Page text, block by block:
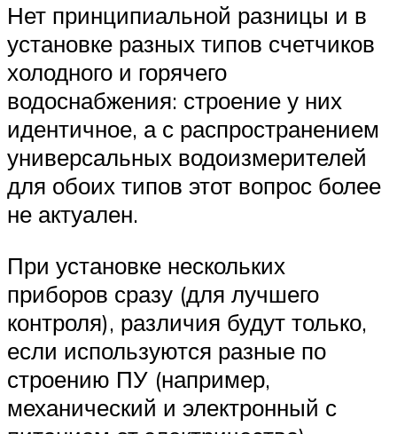
Нет принципиальной разницы и в
установке разных типов счетчиков
холодного и горячего
водоснабжения: строение у них
идентичное, а с распространением
универсальных водоизмерителей
для обоих типов этот вопрос более
не актуален.
При установке нескольких
приборов сразу (для лучшего
контроля), различия будут только,
если используются разные по
строению ПУ (например,
механический и электронный с